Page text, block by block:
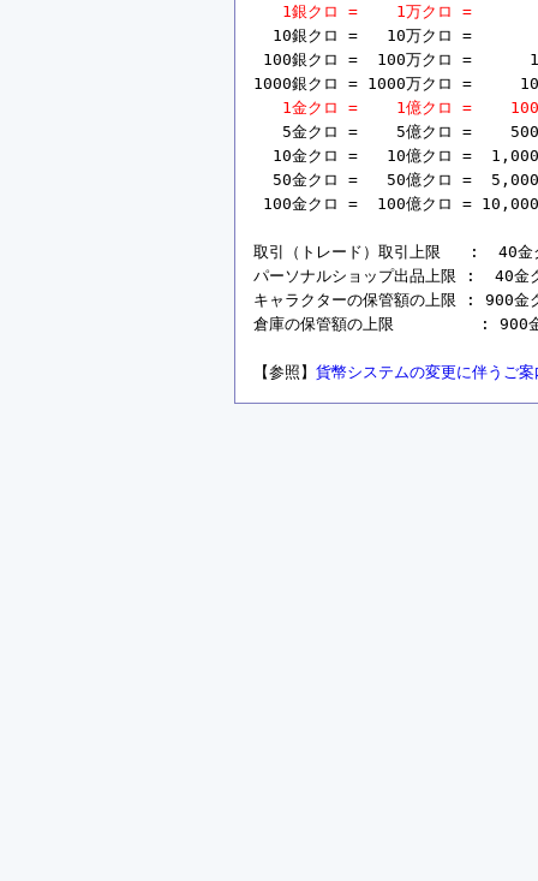
1銀クロ =    1万クロ =
10銀クロ =   10万クロ =
100銀クロ =  100万クロ =
1000銀クロ = 1000万クロ =
1金クロ =    1億クロ =
5金クロ =    5億クロ =
10金クロ =   10億クロ =
50金クロ =   50億クロ =
100金クロ =  100億クロ =
取引（トレード）取引上限   :  40
パーソナルショップ出品上限 :
キャラクターの保管額の上限 : 900
倉庫の保管額の上限         : 900
【参照】 貨幣システムの変更に伴うご案